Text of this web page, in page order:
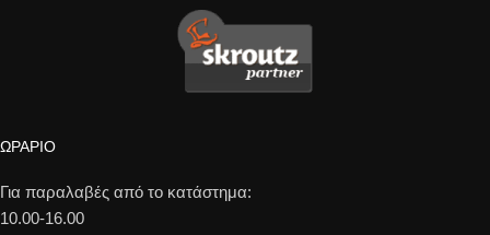
ΩΡΑΡΙΟ
Για παραλαβές από το κατάστημα:
10.00-16.00